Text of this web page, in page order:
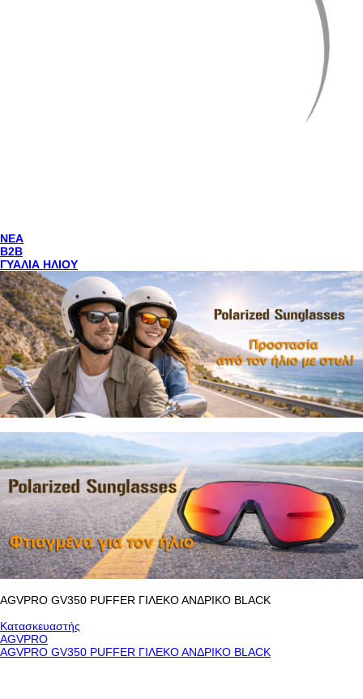
NEA
Β2Β
ΓΥΑΛΙΑ ΗΛΙΟΥ
AGVPRO GV350 PUFFER ΓΙΛΕΚΟ ΑΝΔΡΙΚΟ BLACK
Κατασκευαστής
AGVPRO
AGVPRO GV350 PUFFER ΓΙΛΕΚΟ ΑΝΔΡΙΚΟ BLACK